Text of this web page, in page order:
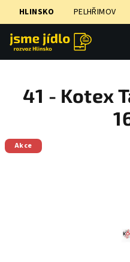
HLINSKO PELHŘIMOV
41 - Kotex
Akce